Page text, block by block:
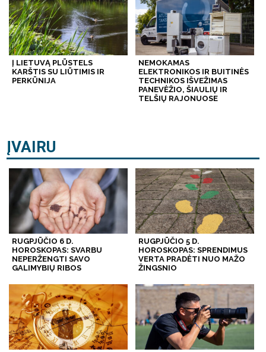
Į LIETUVĄ PLŪSTELS
KARŠTIS SU LIŪTIMIS IR
PERKŪNIJA
NEMOKAMAS
ELEKTRONIKOS IR BUITINĖS
TECHNIKOS IŠVEŽIMAS
PANEVĖŽIO, ŠIAULIŲ IR
TELŠIŲ RAJONUOSE
ĮVAIRU
RUGPJŪČIO 6 D.
HOROSKOPAS: SVARBU
NEPERŽENGTI SAVO
GALIMYBIŲ RIBOS
RUGPJŪČIO 5 D.
HOROSKOPAS: SPRENDIMUS
VERTA PRADĖTI NUO MAŽO
ŽINGSNIO